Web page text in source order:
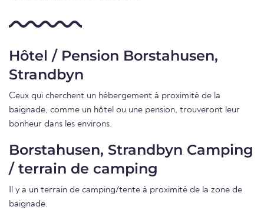
Hôtel / Pension Borstahusen,
Strandbyn
Ceux qui cherchent un hébergement à proximité de la
baignade, comme un hôtel ou une pension, trouveront leur
bonheur dans les environs.
Borstahusen, Strandbyn Camping
/ terrain de camping
Il y a un terrain de camping/tente à proximité de la zone de
baignade.